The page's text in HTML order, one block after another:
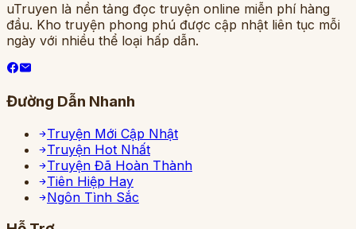
uTruyen là nền tảng đọc truyện online miễn phí hàng
đầu. Kho truyện phong phú được cập nhật liên tục mỗi
ngày với nhiều thể loại hấp dẫn.
Đường Dẫn Nhanh
Truyện Mới Cập Nhật
Truyện Hot Nhất
Truyện Đã Hoàn Thành
Tiên Hiệp Hay
Ngôn Tình Sắc